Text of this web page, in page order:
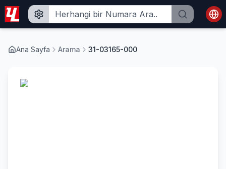
Ana Sayfa Arama 31-03165-000